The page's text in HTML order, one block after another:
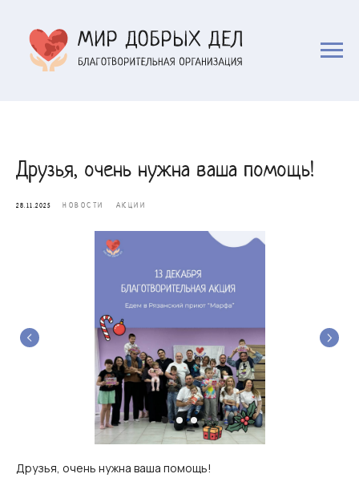
Друзья, очень нужна ваша помощь!
28.11.2025 НОВОСТИ АКЦИИ
Друзья, очень нужна ваша помощь!